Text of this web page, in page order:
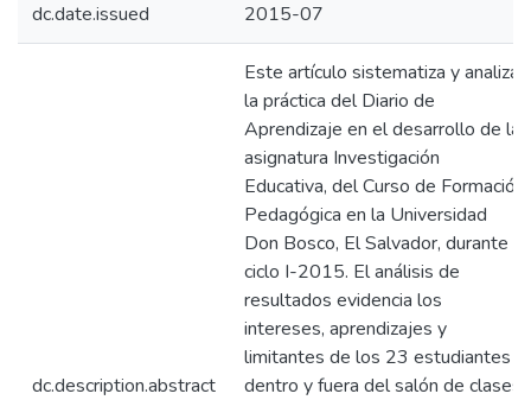
dc.date.issued 2015-07
dc.description.abstract
Este artículo sistematiza y analiza
la práctica del Diario de
Aprendizaje en el desarrollo de la
asignatura Investigación
Educativa, del Curso de Formación
Pedagógica en la Universidad
Don Bosco, El Salvador, durante
ciclo I-2015. El análisis de
resultados evidencia los
intereses, aprendizajes y
limitantes de los 23 estudiantes
dentro y fuera del salón de clases.